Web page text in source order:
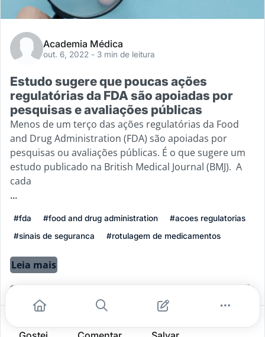
Academia Médica
out. 6, 2022 - 3 min de leitura
Estudo sugere que poucas ações
regulatórias da FDA são apoiadas por
pesquisas e avaliações públicas
Menos de um terço das ações regulatórias da Food
and Drug Administration (FDA) são apoiadas por
pesquisas ou avaliações públicas. É o que sugere um
estudo publicado na British Medical Journal (BMJ). A
cada
...
#fda #food and drug administration
#acoes regulatorias
#sinais de seguranca
#rotulagem de medicamentos
Leia mais
0